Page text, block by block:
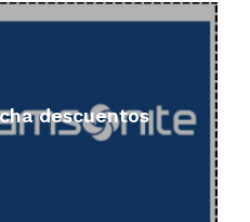
descuentos